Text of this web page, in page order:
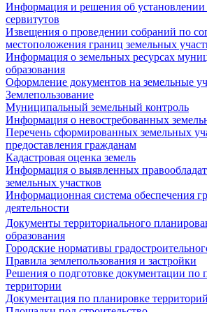
Информация и решения об
сервитутов
Извещения о проведении собраний по
местоположения границ земельных
Информация о земельных ресурсах
образования
Оформление документов на земельные
Землепользование
Муниципальный земельный контроль
Информация о невостребованных
Перечень сформированных земельных
предоставления гражданам
Кадастровая оценка земель
Информация о выявленных
земельных участков
Информационная система обеспечения
деятельности
Документы территориального
образования
Городские нормативы
Правила землепользования и застройки
Решения о подготовке документации по
территории
Документация по планировке территорий